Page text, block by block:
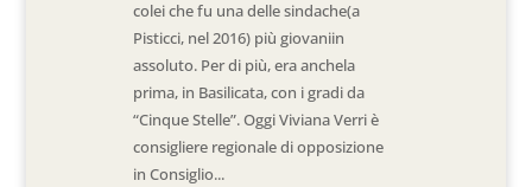
colei che fu una delle sindache(a
Pisticci, nel 2016) più giovaniin
assoluto. Per di più, era anchela
prima, in Basilicata, con i gradi da
“Cinque Stelle”. Oggi Viviana Verri è
consigliere regionale di opposizione
in Consiglio...